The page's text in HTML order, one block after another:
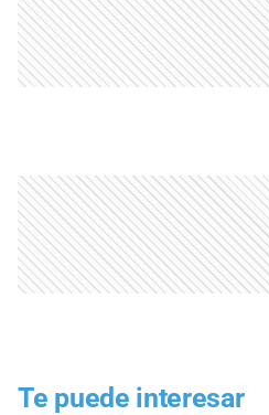
Te puede interesar